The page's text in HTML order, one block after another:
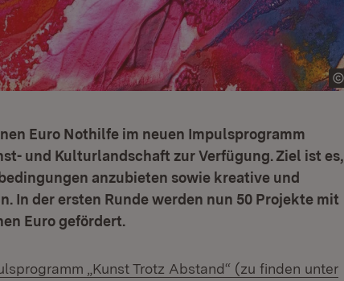
Euro Nothilfe im neuen Impulsprogramm
und Kulturlandschaft zur Verfügung. Ziel ist es,
anzubieten sowie kreative und
In der ersten Runde werden nun 50 Projekte mit
Euro gefördert.
„Kunst Trotz Abstand“ (zu finden unter